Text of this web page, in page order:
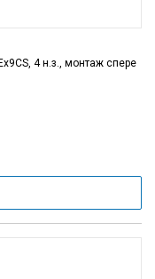
4 н.з., монтаж спере